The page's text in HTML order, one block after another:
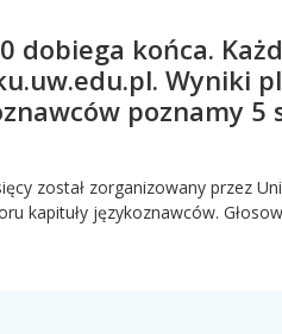
dobiega końca.
Wyniki
poznamy 5
został zorganizowany przez
kapituły językoznawców.